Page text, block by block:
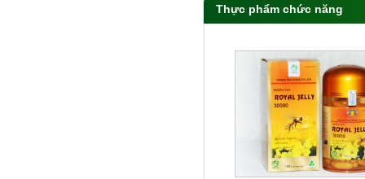
Thực phẩm chức năng